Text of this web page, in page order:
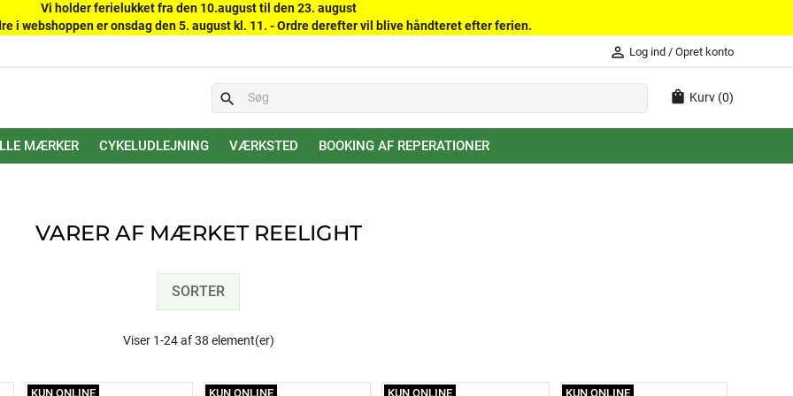
Vi holder ferielukket fra den 10.august til den 23. august
i webshoppen er onsdag den 5. august kl. 11. - Ordre derefter vil blive håndteret efter ferien.
person_outline Log ind / Opret konto
search shopping_bag Kurv (0)
MÆRKER CYKELUDLEJNING VÆRKSTED BOOKING AF REPERATIONER
VARER AF MÆRKET REELIGHT
SORTER
Viser 1-24 af 38 element(er)
KUN ONLINE KUN ONLINE KUN ONLINE KUN ONLINE